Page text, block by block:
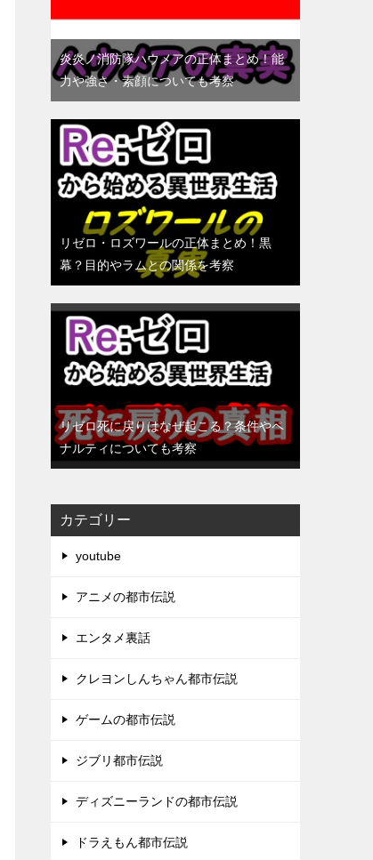
炎炎ノ消防隊ハウメアの正体まとめ！能
力や強さ・素顔についても考察
リゼロ・ロズワールの正体まとめ！黒
幕？目的やラムとの関係を考察
リゼロ死に戻りはなぜ起こる？条件やペ
ナルティについても考察
カテゴリー
youtube
アニメの都市伝説
エンタメ裏話
クレヨンしんちゃん都市伝説
ゲームの都市伝説
ジブリ都市伝説
ディズニーランドの都市伝説
ドラえもん都市伝説